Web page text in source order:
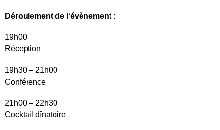
Déroulement de l‘évènement :
19h00
Réception
19h30 – 21h00
Conférence
21h00 – 22h30
Cocktail dînatoire